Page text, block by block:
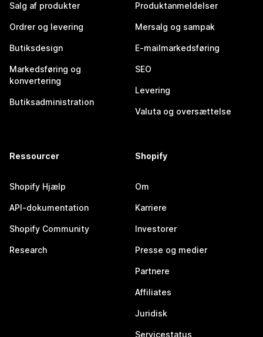
Salg af produkter
Ordrer og levering
Butiksdesign
Markedsføring og
konvertering
Butiksadministration
Produktanmeldelser
Mersalg og sampak
E-mailmarkedsføring
SEO
Levering
Valuta og oversættelse
Ressourcer
Shopify Hjælp
API-dokumentation
Shopify Community
Research
Shopify
Om
Karriere
Investorer
Presse og medier
Partnere
Affiliates
Juridisk
Servicestatus